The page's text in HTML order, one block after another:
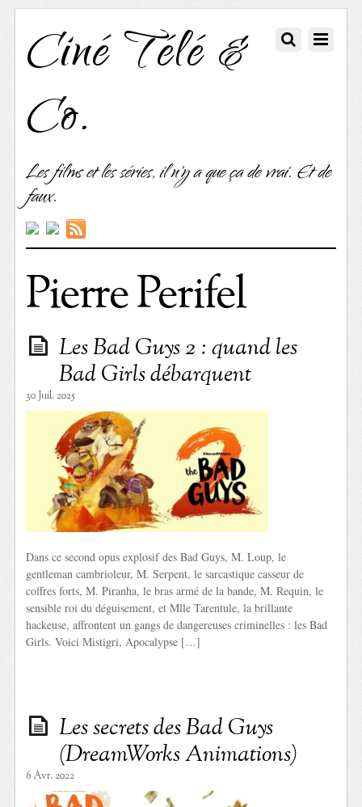
Ciné Télé &
Co.
Les films et les séries, il n'y a que ça de vrai. Et de
faux.
Pierre Perifel
Les Bad Guys 2 : quand les
Bad Girls débarquent
30 Juil. 2025
Dans ce second opus explosif des Bad Guys, M. Loup, le
gentleman cambrioleur, M. Serpent, le sarcastique casseur de
coffres forts, M. Piranha, le bras armé de la bande, M. Requin, le
sensible roi du déguisement, et Mlle Tarentule, la brillante
hackeuse, affrontent un gangs de dangereuses criminelles : les Bad
Girls. Voici Mistigri, Apocalypse […]
Les secrets des Bad Guys
(DreamWorks Animations)
6 Avr. 2022